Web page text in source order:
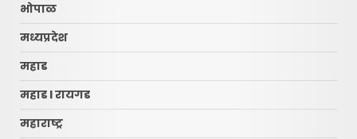
भोपाळ
मध्यप्रदेश
महाड
महाड l रायगड
महाराष्ट्र